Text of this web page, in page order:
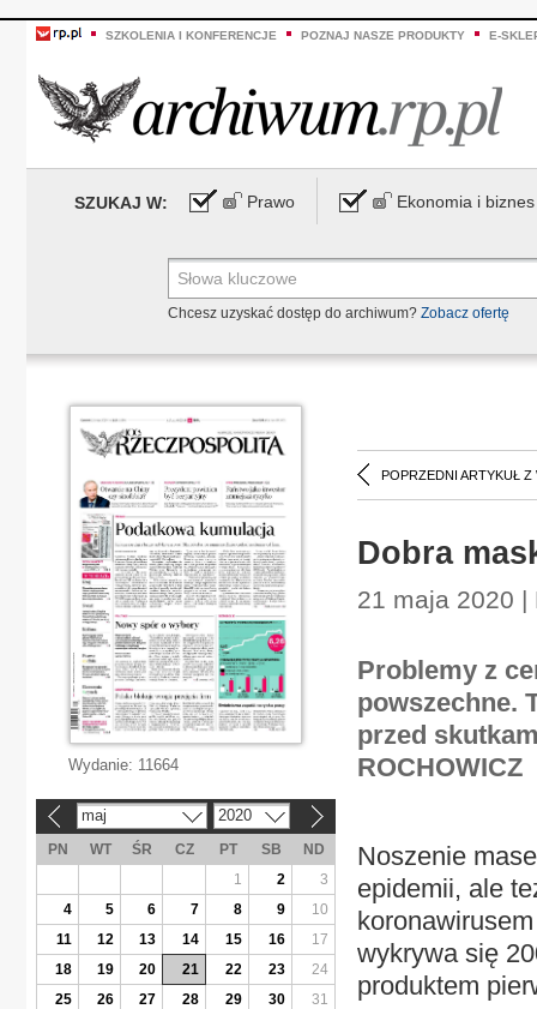
SZKOLENIA I KONFERENCJE POZNAJ NASZE PRODUKTY E-
SZUKAJ W: Prawo Ekonomia i biznes
Chcesz uzyskać dostęp do archiwum? Zobacz ofertę
POPRZEDNI ARTYKUŁ Z
Dobra
21 maja 2020 |
Problemy z
powszechne.
przed
ROCHOWICZ
Noszenie
epidemii, ale
wykrywa się
produktem
Wydanie: 11664
maj 2020
PN WT ŚR CZ PT SB
ND
1
2
3
4
5 6 7 8 9
10
11
12 13 14 15 16
17
18
19 20 21 22 23
24
25
26 27 28 29 30 31